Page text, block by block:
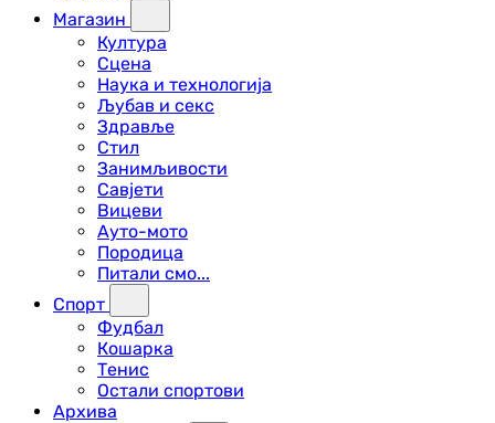
Магазин
Култура
Сцена
Наука и технологија
Љубав и секс
Здравље
Стил
Занимљивости
Савјети
Вицеви
Ауто-мото
Породица
Питали смо...
Спорт
Фудбал
Кошарка
Тенис
Остали спортови
Архива